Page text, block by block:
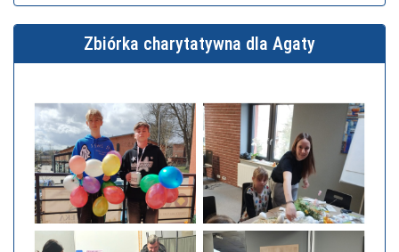
Zbiórka charytatywna dla Agaty